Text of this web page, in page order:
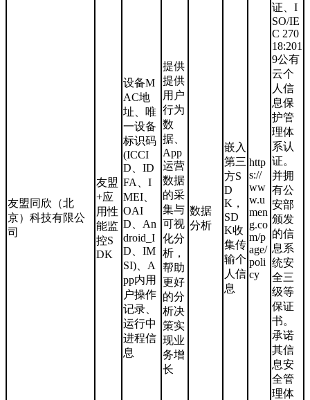
友盟同欣（北
京）科技有限公
司
友盟
+应
用性
能监
控S
DK
设备M
AC地
址、唯
一设备
标识码
(ICCI
D、ID
FA、I
MEI、
OAI
D、An
droid_I
D、IM
SI)、A
pp内用
户操作
记录、
运行中
进程信
息
提供
提供
用户
行为
数
据、
App
运营
数据
的采
集与
可视
化分
析，
帮助
更好
的分
析决
策实
现业
务增
长
数据
分析
嵌入
第三
方S
D
K，
SD
K收
集传
输个
人信
息
http
s://
ww
w.u
men
g.co
m/p
age/
poli
cy
证、I
SO/IE
C 270
18:201
9公有
云个
人信
息保
护管
理体
系认
证。
并拥
有公
安部
颁发
的信
息系
统安
全三
级等
保证
书。
承诺
其信
息安
全管
理体